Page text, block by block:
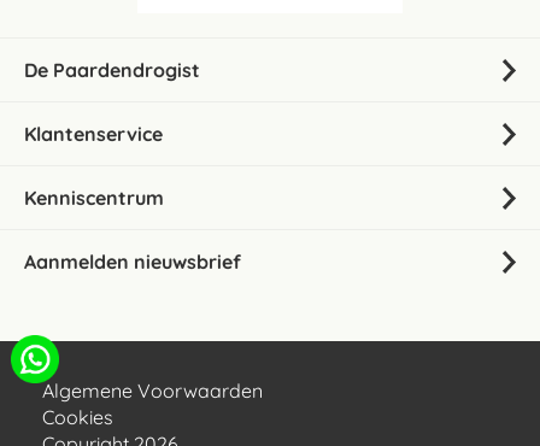
De Paardendrogist
Klantenservice
Kenniscentrum
Aanmelden nieuwsbrief
Algemene Voorwaarden
Cookies